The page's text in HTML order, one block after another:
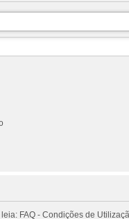
FAQ - Condições de